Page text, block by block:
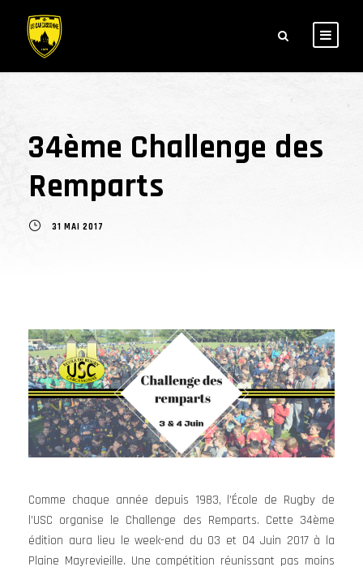
34ème Challenge des
Remparts
31 MAI 2017
Comme chaque année depuis 1983, l’École de Rugby de
l’USC organise le Challenge des Remparts. Cette 34ème
édition aura lieu le week-end du 03 et 04 Juin 2017 à la
Plaine Mayrevieille. Une compétition réunissant pas moins